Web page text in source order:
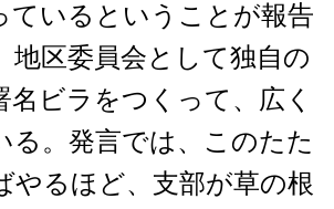
ているということが報告
地区委員会として独自の
名ビラをつくって、広く
る。発言では、このたた
やるほど、支部が草の根